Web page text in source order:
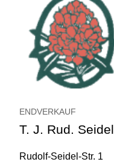
ENDVERKAUF
T. J. Rud. Seidel
Rudolf-Seidel-Str. 1